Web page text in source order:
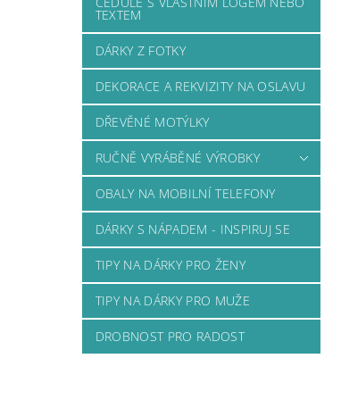
TEXTEM
DÁRKY Z FOTKY
DEKORACE A REKVIZITY NA OSLAVU
DŘEVĚNÉ MOTÝLKY
RUČNĚ VYRÁBĚNÉ VÝROBKY
OBALY NA MOBILNÍ TELEFONY
DÁRKY S NÁPADEM - INSPIRUJ SE
TIPY NA DÁRKY PRO ŽENY
TIPY NA DÁRKY PRO MUŽE
DROBNOST PRO RADOST